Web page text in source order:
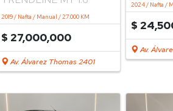
2019 / Nafta / Manual / 27.000 KM
$ 27,000,000
Av. Álvarez Thomas 2401
2024 / Nafta /
$
Av.